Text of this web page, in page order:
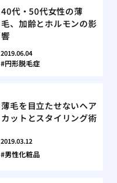
40代・50代女性の薄
毛、加齢とホルモンの影
響
2019.06.04
円形脱毛症
薄毛を目立たせないヘア
カットとスタイリング術
2019.03.12
男性化粧品